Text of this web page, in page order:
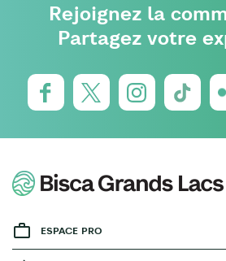
Rejoignez la
Partagez votre
ESPACE PRO